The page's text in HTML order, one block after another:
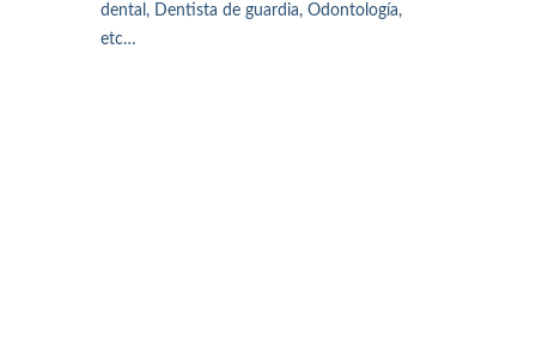
dental, Dentista de guardia, Odontología,
etc…